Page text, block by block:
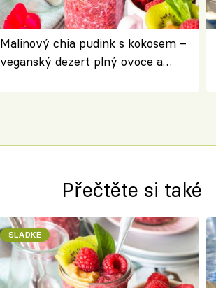
Malinový chia pudink s kokosem –
veganský dezert plný ovoce a
Přečtěte si také
SLADKÉ